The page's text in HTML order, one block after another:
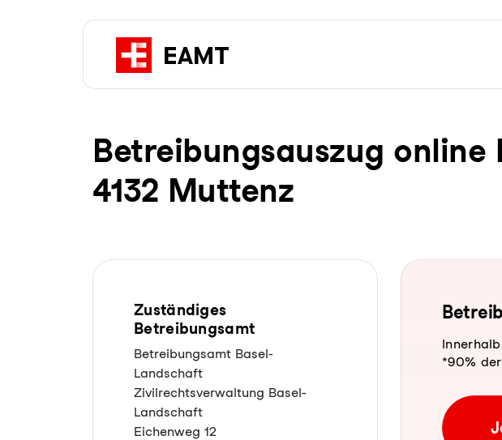
Be­trei­bungs­aus­zug online
4132 Muttenz
Zuständiges
Betreibungsamt
Betreibungsamt Basel-
Landschaft
Zivilrechtsverwaltung Basel-
Landschaft
Eichenweg 12
*90%